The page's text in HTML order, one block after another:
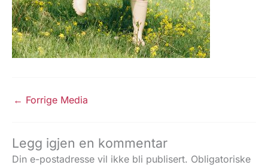
← Forrige Media
Legg igjen en kommentar
Din e-postadresse vil ikke bli publisert. Obligatoriske